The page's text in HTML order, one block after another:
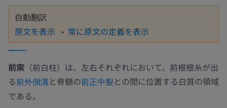
自動翻訳
原文を表示 常に原文の定義を表示
前索 （前白柱）は、左右それぞれにおいて、前根根糸が出
る前外側溝と脊髄の前正中裂との間に位置する白質の領域
である。